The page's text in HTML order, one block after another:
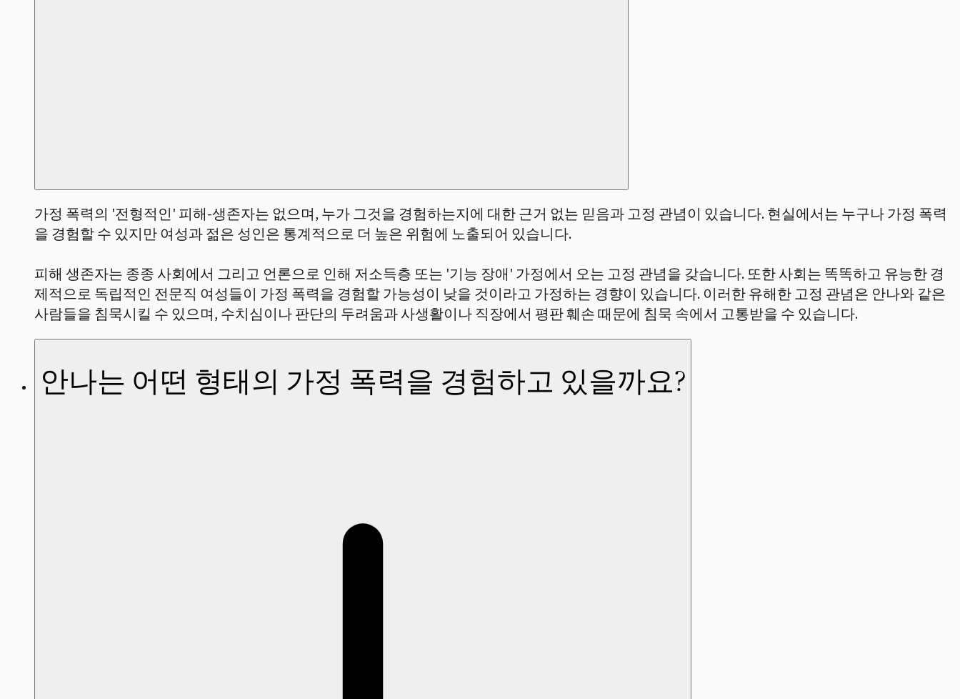
가정 폭력의 '전형적인' 피해-생존자는 없으며, 누가 그것을 경험하는지에 대한 근거 없는 믿음과 고정 관념이 있습니다. 현실에서는 누구나 가정 폭력
을 경험할 수 있지만 여성과 젊은 성인은 통계적으로 더 높은 위험에 노출되어 있습니다.
피해 생존자는 종종 사회에서 그리고 언론으로 인해 저소득층 또는 '기능 장애' 가정에서 오는 고정 관념을 갖습니다. 또한 사회는 똑똑하고 유능한 경
제적으로 독립적인 전문직 여성들이 가정 폭력을 경험할 가능성이 낮을 것이라고 가정하는 경향이 있습니다. 이러한 유해한 고정 관념은 안나와 같은
사람들을 침묵시킬 수 있으며, 수치심이나 판단의 두려움과 사생활이나 직장에서 평판 훼손 때문에 침묵 속에서 고통받을 수 있습니다.
안나는 어떤 형태의 가정 폭력을 경험하고 있을까요?